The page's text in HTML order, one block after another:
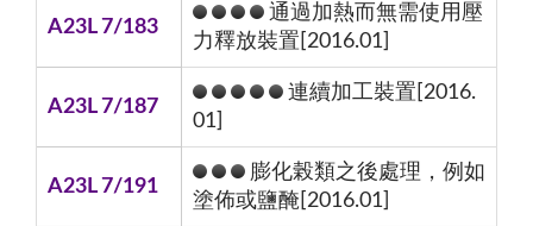
A23L 7/183
通過加熱而無需使用壓
力釋放裝置[2016.01]
A23L 7/187
連續加工裝置[2016.
01]
A23L 7/191
膨化榖類之後處理，例如
塗佈或鹽醃[2016.01]